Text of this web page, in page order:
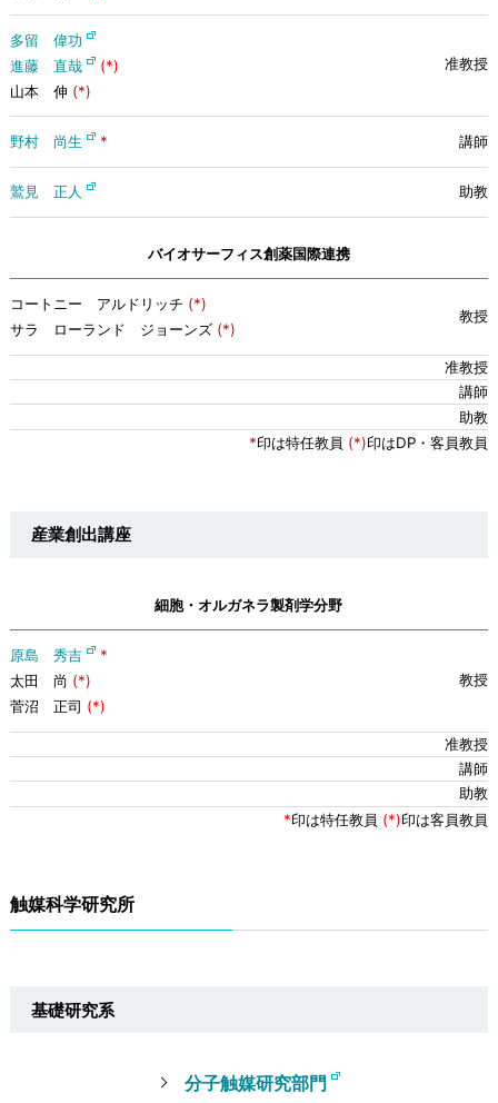
多留 偉功
進藤 直哉
(*)
山本 伸 (*)
野村 尚生 *
鷲見 正人
バイオサーフィス創薬国際連携
コートニー アルドリッチ (*)
サラ ローランド ジョーンズ (*)
*印は特任教員 (*)印はDP・客員教員
産業創出講座
細胞・オルガネラ製剤学分野
原島 秀吉
*
太田 尚 (*)
菅沼 正司 (*)
*印は特任教員 (*)印は客員教員
触媒科学研究所
基礎研究系
分子触媒研究部門